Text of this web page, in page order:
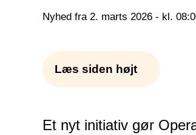
Nyhed fra 2. marts 2026 - kl.
Læs siden højt
Et nyt initiativ gør